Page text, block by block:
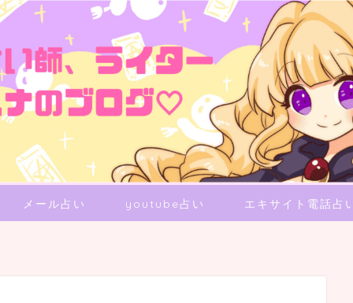
メール占い youtube占い エキサイト電話占